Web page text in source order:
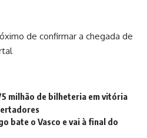
de confirmar a chegada de
milhão de bilheteria em vitória
bate o Vasco e vai à final do